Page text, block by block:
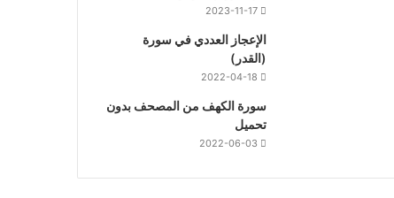
2023-11-17
‏الإعجاز العددي في سورة
(القدر)
2022-04-18
سورة الكهف من المصحف بدون
تحميل
2022-06-03